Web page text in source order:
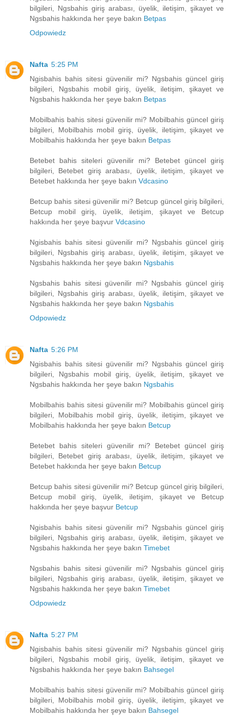
bilgileri, Ngsbahis giriş arabası, üyelik, iletişim, şikayet ve
Ngsbahis hakkında her şeye bakın Betpas
Odpowiedz
Nafta 5:25 PM
Ngisbahis bahis sitesi güvenilir mi? Ngsbahis güncel giriş
bilgileri, Ngsbahis mobil giriş, üyelik, iletişim, şikayet ve
Ngsbahis hakkında her şeye bakın Betpas
Mobilbahis bahis sitesi güvenilir mi? Mobilbahis güncel giriş
bilgileri, Mobilbahis mobil giriş, üyelik, iletişim, şikayet ve
Mobilbahis hakkında her şeye bakın Betpas
Betebet bahis siteleri güvenilir mi? Betebet güncel giriş
bilgileri, Betebet giriş arabası, üyelik, iletişim, şikayet ve
Betebet hakkında her şeye bakın Vdcasino
Betcup bahis sitesi güvenilir mi? Betcup güncel giriş bilgileri,
Betcup mobil giriş, üyelik, iletişim, şikayet ve Betcup
hakkında her şeye başvur Vdcasino
Ngisbahis bahis sitesi güvenilir mi? Ngsbahis güncel giriş
bilgileri, Ngsbahis giriş arabası, üyelik, iletişim, şikayet ve
Ngsbahis hakkında her şeye bakın Ngsbahis
Ngsbahis bahis sitesi güvenilir mi? Ngsbahis güncel giriş
bilgileri, Ngsbahis giriş arabası, üyelik, iletişim, şikayet ve
Ngsbahis hakkında her şeye bakın Ngsbahis
Odpowiedz
Nafta 5:26 PM
Ngisbahis bahis sitesi güvenilir mi? Ngsbahis güncel giriş
bilgileri, Ngsbahis mobil giriş, üyelik, iletişim, şikayet ve
Ngsbahis hakkında her şeye bakın Ngsbahis
Mobilbahis bahis sitesi güvenilir mi? Mobilbahis güncel giriş
bilgileri, Mobilbahis mobil giriş, üyelik, iletişim, şikayet ve
Mobilbahis hakkında her şeye bakın Betcup
Betebet bahis siteleri güvenilir mi? Betebet güncel giriş
bilgileri, Betebet giriş arabası, üyelik, iletişim, şikayet ve
Betebet hakkında her şeye bakın Betcup
Betcup bahis sitesi güvenilir mi? Betcup güncel giriş bilgileri,
Betcup mobil giriş, üyelik, iletişim, şikayet ve Betcup
hakkında her şeye başvur Betcup
Ngisbahis bahis sitesi güvenilir mi? Ngsbahis güncel giriş
bilgileri, Ngsbahis giriş arabası, üyelik, iletişim, şikayet ve
Ngsbahis hakkında her şeye bakın Timebet
Ngsbahis bahis sitesi güvenilir mi? Ngsbahis güncel giriş
bilgileri, Ngsbahis giriş arabası, üyelik, iletişim, şikayet ve
Ngsbahis hakkında her şeye bakın Timebet
Odpowiedz
Nafta 5:27 PM
Ngisbahis bahis sitesi güvenilir mi? Ngsbahis güncel giriş
bilgileri, Ngsbahis mobil giriş, üyelik, iletişim, şikayet ve
Ngsbahis hakkında her şeye bakın Bahsegel
Mobilbahis bahis sitesi güvenilir mi? Mobilbahis güncel giriş
bilgileri, Mobilbahis mobil giriş, üyelik, iletişim, şikayet ve
Mobilbahis hakkında her şeye bakın Bahsegel